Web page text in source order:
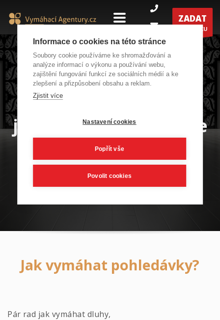
ZADAT
POPTÁVKU
Vybereme za Vás do
jakých dveří vstoupíte
Jak vymáhat pohledávky?
Pár rad jak vymáhat dluhy,
Informace o cookies na této stránce
Soubory cookie používáme ke shromažďování a
analýze informací o výkonu a používání webu,
zajištění fungování funkcí ze sociálních médií a ke
zlepšení a přizpůsobení obsahu a reklam.
Zjistit více
Nastavení cookies
Popřít vše
Povolit cookies